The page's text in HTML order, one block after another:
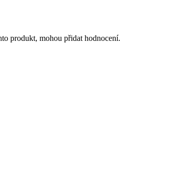
produkt, mohou přidat hodnocení.